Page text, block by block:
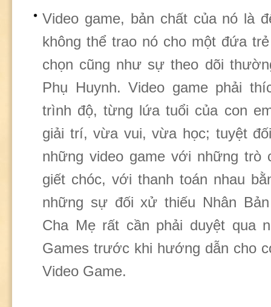
Video game, bản chất của nó là
không thể trao nó cho một đứa
chọn cũng như sự theo dõi
Phụ Huynh. Video game phải
trình độ, từng lứa tuổi của con
giải trí, vừa vui, vừa học; tuyệt
những video game với những trò
giết chóc, với thanh toán nhau
những sự đối xử thiếu Nhân
Cha Mẹ rất cần phải duyệt qua
Games trước khi hướng dẫn cho
Video Game.